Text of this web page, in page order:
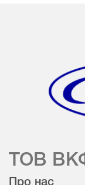
ТОВ
Про нас